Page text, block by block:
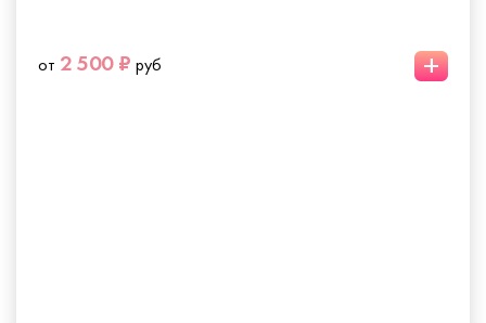
от 2 500 ₽ руб +